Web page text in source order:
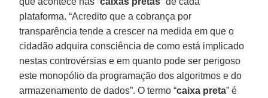
plataforma. “Acredito que a cobrança por
transparência tende a crescer na medida em que o
cidadão adquira consciência de como está implicado
nestas controvérsias e em quanto pode ser perigoso
este monopólio da programação dos algoritmos e do
armazenamento de dados”. O termo “caixa preta” é